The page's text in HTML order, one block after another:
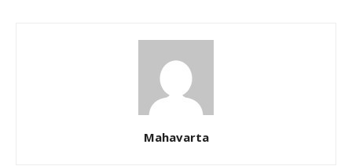
Mahavarta